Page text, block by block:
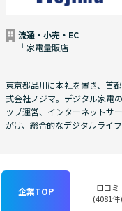
流通・小売・EC
└家電量販店
東京都品川に本社を置き、首
式会社ノジマ。デジタル家電
ップ運営、インターネットサ
がけ、総合的なデジタルライ
企業TOP
口コミ
(4081件)